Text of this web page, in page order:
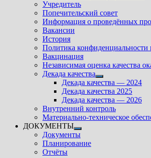
Учредитель
Попечительский совет
Информация о проведённых
Вакансии
История
Политика
Вакцинация
Независимая оценка качества
Декада качества
Показать
подменю
Декада качества — 2024
Декада качества 2025
Декада качества — 2026
Внутренний контроль
Материально-техническое
ДОКУМЕНТЫ
Показать
подменю
Документы
Планирование
Отчёты